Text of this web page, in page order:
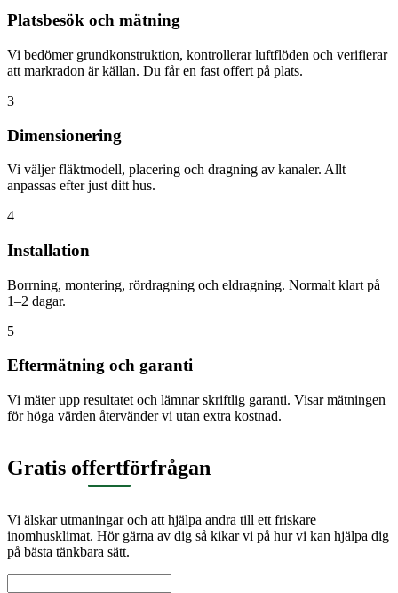
Platsbesök och mätning
Vi bedömer grundkonstruktion, kontrollerar luftflöden och verifierar
att markradon är källan. Du får en fast offert på plats.
3
Dimensionering
Vi väljer fläktmodell, placering och dragning av kanaler. Allt
anpassas efter just ditt hus.
4
Installation
Borrning, montering, rördragning och eldragning. Normalt klart på
1–2 dagar.
5
Eftermätning och garanti
Vi mäter upp resultatet och lämnar skriftlig garanti. Visar mätningen
för höga värden återvänder vi utan extra kostnad.
Gratis offertförfrågan
Vi älskar utmaningar och att hjälpa andra till ett friskare
inomhusklimat. Hör gärna av dig så kikar vi på hur vi kan hjälpa dig
på bästa tänkbara sätt.